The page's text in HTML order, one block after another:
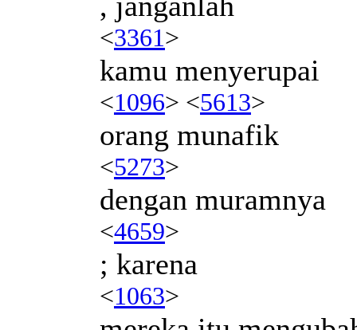
<3361>
kamu menyerupai
<1096> <5613>
orang munafik
<5273>
dengan muramnya
<4659>
; karena
<1063>